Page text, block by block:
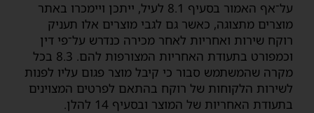
על־אף האמור בסעיף ‎8.1 לעיל, ייתכן ויימכרו באתר
מוצרים מתצוגה, כאשר גם לגבי מוצרים אלו תעניק
רוקח שירות ואחריות לאחר מכירה כנדרש על־פי דין
וכמפורט בתעודת האחריות המצורפות להם. 8.3 בכל
מקרה שהמשתמש סבור כי קיבל מוצר פגום עליו לפנות
לשירות הלקוחות של רוקח בהתאם לפרטים המצוינים
בתעודת האחריות של המוצר ובסעיף ‎14 להלן.